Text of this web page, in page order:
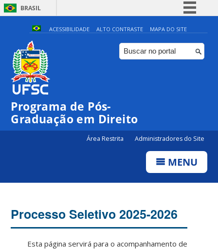
BRASIL
Simplifique!
Comunica BR
Participe
ACESSIBILIDADE ALTO CONTRASTE MAPA DO SITE
Programa de Pós-
Graduação em Direito
Área Restrita Administradores do Site
MENU
Processo Seletivo 2025-2026
Esta página servirá para o acompanhamento de